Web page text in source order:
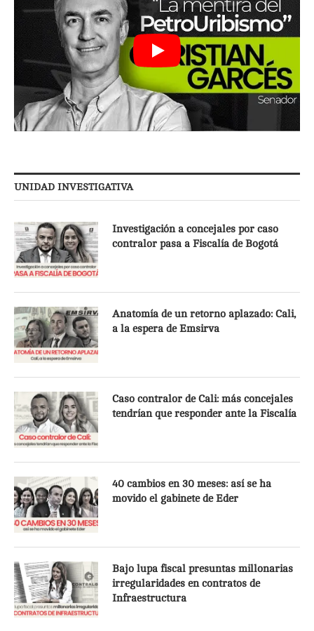
UNIDAD INVESTIGATIVA
Investigación a concejales por caso
contralor pasa a Fiscalía de Bogotá
Anatomía de un retorno aplazado: Cali,
a la espera de Emsirva
Caso contralor de Cali: más concejales
tendrían que responder ante la Fiscalía
40 cambios en 30 meses: así se ha
movido el gabinete de Eder
Bajo lupa fiscal presuntas millonarias
irregularidades en contratos de
Infraestructura